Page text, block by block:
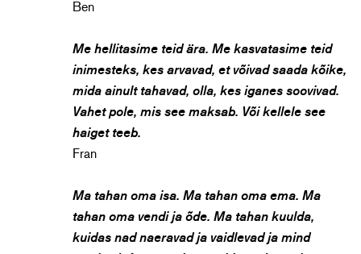
Ben
Me hellitasime teid ära. Me kasvatasime teid
inimesteks, kes arvavad, et võivad saada kõike,
mida ainult tahavad, olla, kes iganes soovivad.
Vahet pole, mis see maksab. Või kellele see
haiget teeb.
Fran
Ma tahan oma isa. Ma tahan oma ema. Ma
tahan oma vendi ja õde. Ma tahan kuulda,
kuidas nad naeravad ja vaidlevad ja mind